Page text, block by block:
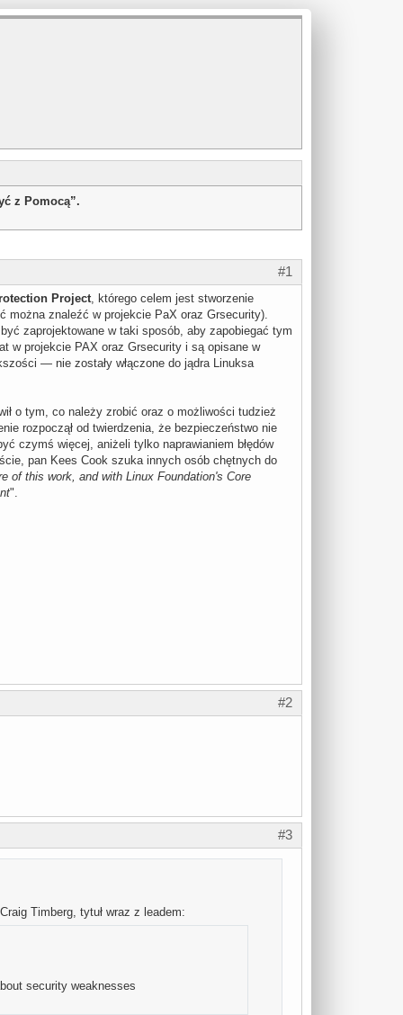
z Pomocą”.
#1
Project, którego celem jest stworzenie
można znaleźć w projekcie PaX oraz Grsecurity).
zaprojektowane w taki sposób, aby zapobiegać tym
w projekcie PAX oraz Grsecurity i są opisane w
— nie zostały włączone do jądra Linuksa
o tym, co należy zrobić oraz o możliwości tudzież
rozpoczął od twierdzenia, że bezpieczeństwo nie
czymś więcej, aniżeli tylko naprawianiem błędów
pan Kees Cook szuka innych osób chętnych do
of this work, and with Linux Foundation's Core
".
#2
#3
Timberg, tytuł wraz z leadem:
security weaknesses